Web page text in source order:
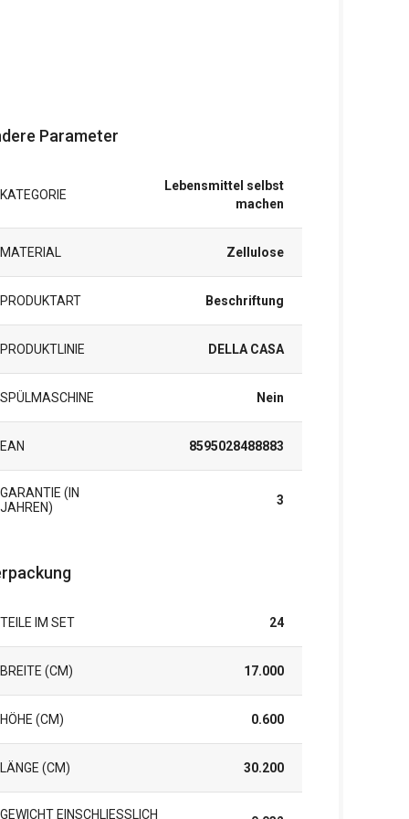
Parameter
KATEGORIE
Lebensmittel selbst
machen
MATERIAL Zellulose
PRODUKTART Beschriftung
PRODUKTLINIE DELLA CASA
SPÜLMASCHINE Nein
EAN 8595028488883
GARANTIE (IN
JAHREN)
3
TEILE IM SET 24
BREITE (CM) 17.000
HÖHE (CM) 0.600
LÄNGE (CM) 30.200
GEWICHT EINSCHLIESSLICH V